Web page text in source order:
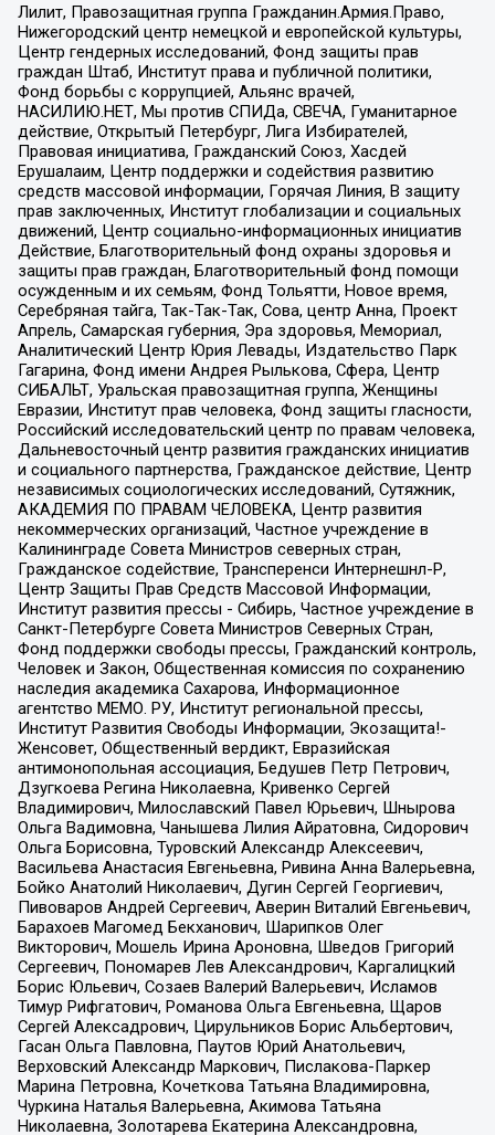
Лилит, Правозащитная группа Гражданин.Армия.Право,
Нижегородский центр немецкой и европейской культуры,
Центр гендерных исследований, Фонд защиты прав
граждан Штаб, Институт права и публичной политики,
Фонд борьбы с коррупцией, Альянс врачей,
НАСИЛИЮ.НЕТ, Мы против СПИДа, СВЕЧА, Гуманитарное
действие, Открытый Петербург, Лига Избирателей,
Правовая инициатива, Гражданский Союз, Хасдей
Ерушалаим, Центр поддержки и содействия развитию
средств массовой информации, Горячая Линия, В защиту
прав заключенных, Институт глобализации и социальных
движений, Центр социально-информационных инициатив
Действие, Благотворительный фонд охраны здоровья и
защиты прав граждан, Благотворительный фонд помощи
осужденным и их семьям, Фонд Тольятти, Новое время,
Серебряная тайга, Так-Так-Так, Сова, центр Анна, Проект
Апрель, Самарская губерния, Эра здоровья, Мемориал,
Аналитический Центр Юрия Левады, Издательство Парк
Гагарина, Фонд имени Андрея Рылькова, Сфера, Центр
СИБАЛЬТ, Уральская правозащитная группа, Женщины
Евразии, Институт прав человека, Фонд защиты гласности,
Российский исследовательский центр по правам человека,
Дальневосточный центр развития гражданских инициатив
и социального партнерства, Гражданское действие, Центр
независимых социологических исследований, Сутяжник,
АКАДЕМИЯ ПО ПРАВАМ ЧЕЛОВЕКА, Центр развития
некоммерческих организаций, Частное учреждение в
Калининграде Совета Министров северных стран,
Гражданское содействие, Трансперенси Интернешнл-Р,
Центр Защиты Прав Средств Массовой Информации,
Институт развития прессы - Сибирь, Частное учреждение в
Санкт-Петербурге Совета Министров Северных Стран,
Фонд поддержки свободы прессы, Гражданский контроль,
Человек и Закон, Общественная комиссия по сохранению
наследия академика Сахарова, Информационное
агентство МЕМО. РУ, Институт региональной прессы,
Институт Развития Свободы Информации, Экозащита!-
Женсовет, Общественный вердикт, Евразийская
антимонопольная ассоциация, Бедушев Петр Петрович,
Дзугкоева Регина Николаевна, Кривенко Сергей
Владимирович, Милославский Павел Юрьевич, Шнырова
Ольга Вадимовна, Чанышева Лилия Айратовна, Сидорович
Ольга Борисовна, Туровский Александр Алексеевич,
Васильева Анастасия Евгеньевна, Ривина Анна Валерьевна,
Бойко Анатолий Николаевич, Дугин Сергей Георгиевич,
Пивоваров Андрей Сергеевич, Аверин Виталий Евгеньевич,
Барахоев Магомед Бекханович, Шарипков Олег
Викторович, Мошель Ирина Ароновна, Шведов Григорий
Сергеевич, Пономарев Лев Александрович, Каргалицкий
Борис Юльевич, Созаев Валерий Валерьевич, Исламов
Тимур Рифгатович, Романова Ольга Евгеньевна, Щаров
Сергей Алексадрович, Цирульников Борис Альбертович,
Гасан Ольга Павловна, Паутов Юрий Анатольевич,
Верховский Александр Маркович, Пислакова-Паркер
Марина Петровна, Кочеткова Татьяна Владимировна,
Чуркина Наталья Валерьевна, Акимова Татьяна
Николаевна, Золотарева Екатерина Александровна,